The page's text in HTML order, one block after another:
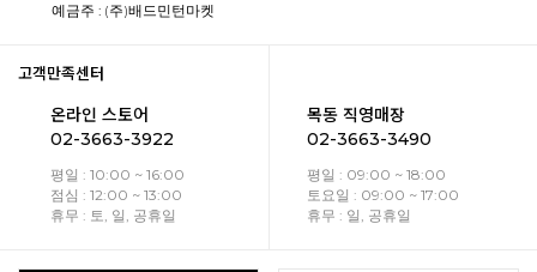
예금주 : (주)배드민턴마켓
고객만족센터
온라인 스토어
02-3663-3922
평일 : 10:00 ~ 16:00
점심 : 12:00 ~ 13:00
휴무 : 토, 일, 공휴일
목동 직영매장
02-3663-3490
평일 : 09:00 ~ 18:00
토요일 : 09:00 ~ 17:00
휴무 : 일, 공휴일